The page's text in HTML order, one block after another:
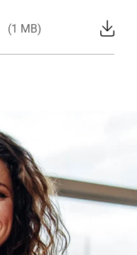
(1 MB)